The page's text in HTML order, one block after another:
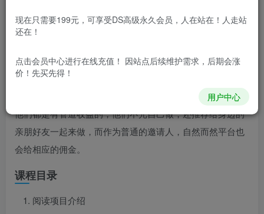
项目介绍
单，一看就会，可以说只要会用微信会用智能机就可以做，
就是赚的比较少。绝大部分人一天也就赚个零花钱，但是任
何事情都存在二八定律，有很多大佬做这个也能日入200+，
他们都是有管道收益的，他们不光自己做，还推荐给身边的
亲朋好友一起来做，而作为普通的邀请人，自然而然平台也
会给相应的佣金。
课程目录
阅读项目介绍
现在只需要199元，可享受DS高级永久会员，人在站在！人走站
还在！
点击会员中心进行在线充值！ 因站点后续维护需求，后期会涨
价！先买先得！
用户中心